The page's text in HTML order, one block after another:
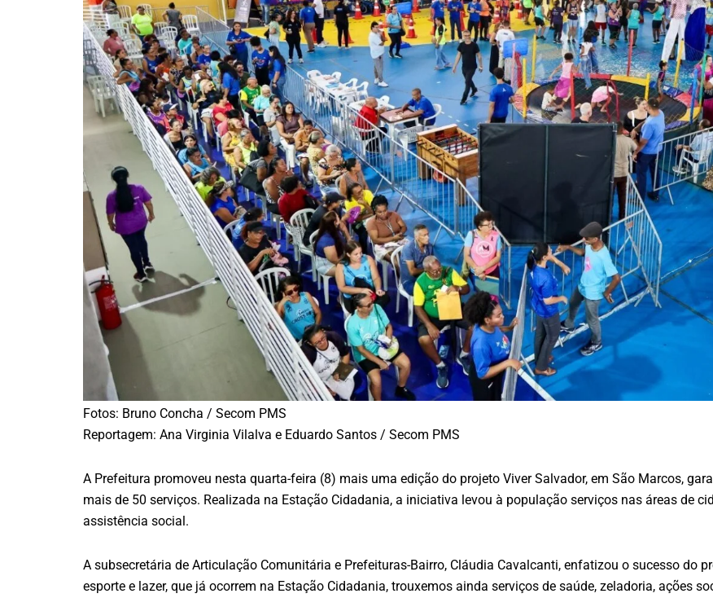
Fotos: Bruno Concha / Secom PMS
Reportagem: Ana Virginia Vilalva e Eduardo Santos / Secom PMS
A Prefeitura promoveu nesta quarta-feira (8) mais uma edição do projeto Viver Salvador, em São Marcos,
mais de 50 serviços. Realizada na Estação Cidadania, a iniciativa levou à população serviços nas áreas de
assistência social.
A subsecretária de Articulação Comunitária e Prefeituras-Bairro, Cláudia Cavalcanti, enfatizou o sucesso do
esporte e lazer, que já ocorrem na Estação Cidadania, trouxemos ainda serviços de saúde, zeladoria, ações